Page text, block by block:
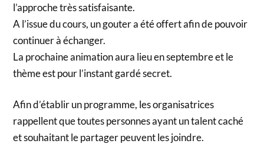
l’approche très satisfaisante.
A l’issue du cours, un gouter a été offert afin de pouvoir
continuer à échanger.
La prochaine animation aura lieu en septembre et le
thème est pour l’instant gardé secret.
Afin d’établir un programme, les organisatrices
rappellent que toutes personnes ayant un talent caché
et souhaitant le partager peuvent les joindre.